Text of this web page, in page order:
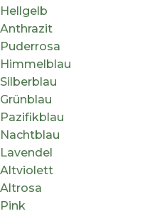
Hellgelb
Anthrazit
Puderrosa
Himmelblau
Silberblau
Grünblau
Pazifikblau
Nachtblau
Lavendel
Altviolett
Altrosa
Pink